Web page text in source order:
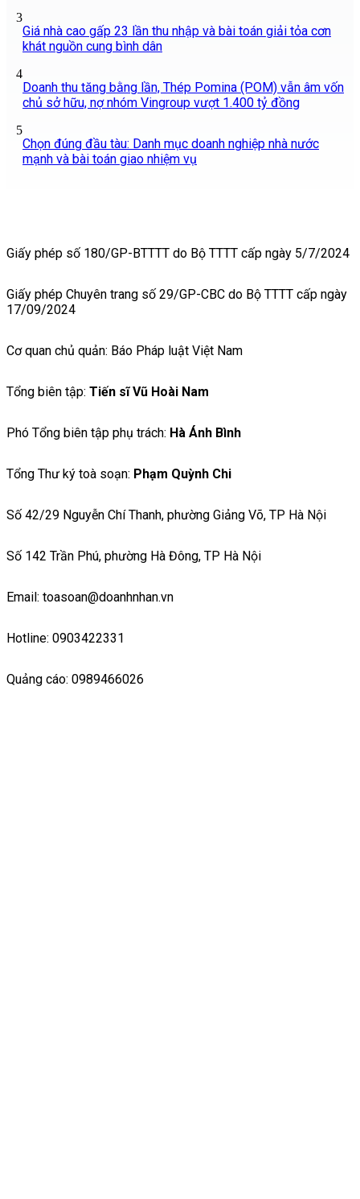
3
Giá nhà cao gấp 23 lần thu nhập và bài toán giải tỏa cơn
khát nguồn cung bình dân
4
Doanh thu tăng bằng lần, Thép Pomina (POM) vẫn âm vốn
chủ sở hữu, nợ nhóm Vingroup vượt 1.400 tỷ đồng
5
Chọn đúng đầu tàu: Danh mục doanh nghiệp nhà nước
mạnh và bài toán giao nhiệm vụ
Giấy phép số 180/GP-BTTTT do Bộ TTTT cấp ngày 5/7/2024
Giấy phép Chuyên trang số 29/GP-CBC do Bộ TTTT cấp ngày
17/09/2024
Cơ quan chủ quản: Báo Pháp luật Việt Nam
Tổng biên tập: Tiến sĩ Vũ Hoài Nam
Phó Tổng biên tập phụ trách: Hà Ánh Bình
Tổng Thư ký toà soạn: Phạm Quỳnh Chi
Số 42/29 Nguyễn Chí Thanh, phường Giảng Võ, TP Hà Nội
Số 142 Trần Phú, phường Hà Đông, TP Hà Nội
Email: toasoan@doanhnhan.vn
Hotline: 0903422331
Quảng cáo: 0989466026